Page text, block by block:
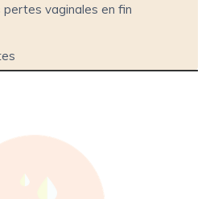
vaginales en fin